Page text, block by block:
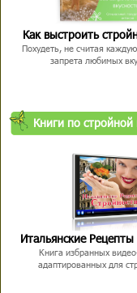
Как выстроить
Похудеть, не считая
запрета любимых
Книги по стройной
Итальянские
Книга избранных
адаптированных для